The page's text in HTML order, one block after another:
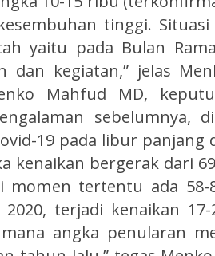
tinggi.
yaitu pada Bulan
dan kegiatan,” jelas
Mahfud MD,
sebelumnya,
19 pada libur panjang
kenaikan bergerak dari
tertentu ada 58-
terjadi kenaikan
angka penularan